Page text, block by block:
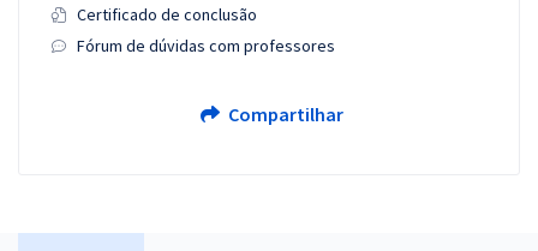
Certificado de conclusão
Fórum de dúvidas com professores
Compartilhar